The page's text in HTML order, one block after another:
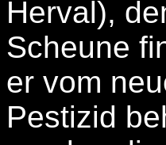
Herval),
Scheune
er vom
Pestizid